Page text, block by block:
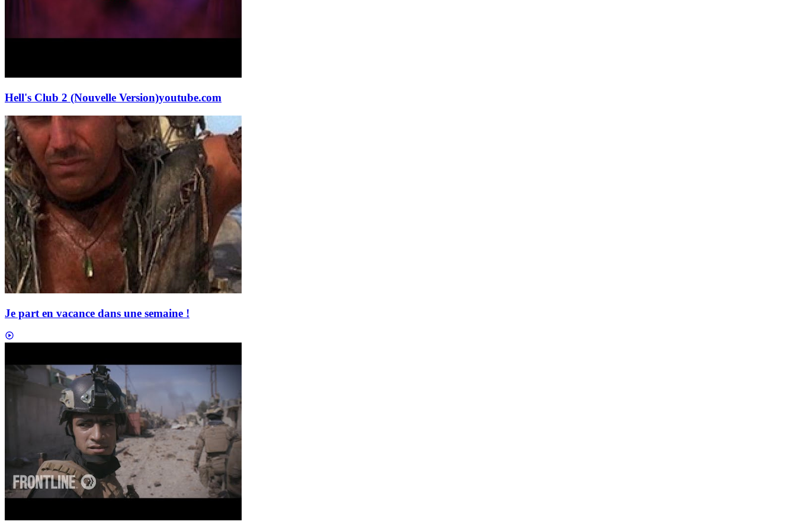
Hell's Club 2 (Nouvelle Version)youtube.com
Je part en vacance dans une semaine !